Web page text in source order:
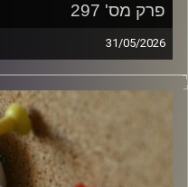
פרק מס' 297
31/05/2026
קלאסיקות רוק עם אורן הוף.
włodi